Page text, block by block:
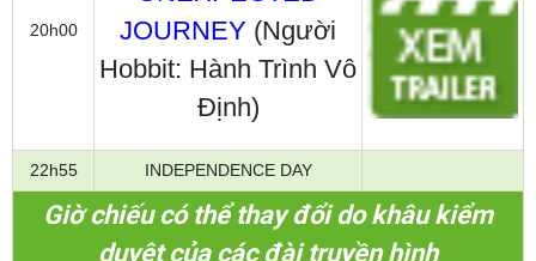
20h00
JOURNEY (Người
Hobbit: Hành Trình Vô
Định)
22h55 INDEPENDENCE DAY
Giờ chiếu có thể thay đổi do khâu kiểm
duyệt của các đài truyền hình